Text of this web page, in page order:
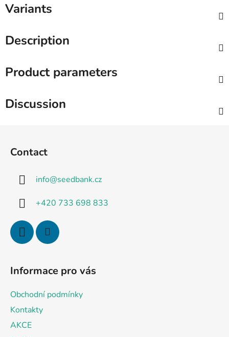
Variants
Description
Product parameters
Discussion
Contact
info@seedbank.cz
+420 733 698 833
Informace pro vás
Obchodní podmínky
Kontakty
AKCE